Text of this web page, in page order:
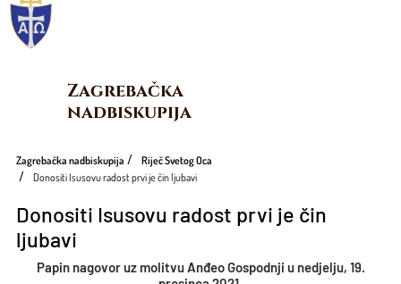
Zagrebačka
nadbiskupija
Zagrebačka nadbiskupija
Riječ Svetog Oca
Donositi Isusovu radost prvi je čin ljubavi
Donositi Isusovu radost prvi je čin
ljubavi
Papin nagovor uz molitvu Anđeo Gospodnji u nedjelju, 19.